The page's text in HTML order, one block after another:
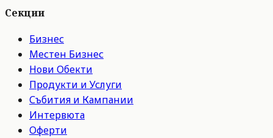
Секции
Бизнес
Местен Бизнес
Нови Обекти
Продукти и Услуги
Събития и Кампании
Интервюта
Оферти